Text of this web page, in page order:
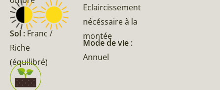
Sol : Franc /
Riche
(équilibré)
Eclaircissement
nécéssaire à la
montée
Mode de vie :
Annuel